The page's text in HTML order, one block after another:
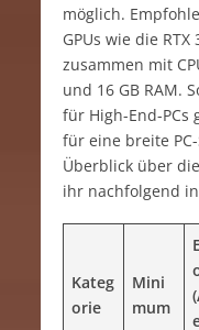
möglich.
GPUs wie die RTX
zusammen mit
und 16 GB RAM.
für High-End-PCs
für eine breite
Überblick über
ihr nachfolgend
Kateg
orie
Mini
mum